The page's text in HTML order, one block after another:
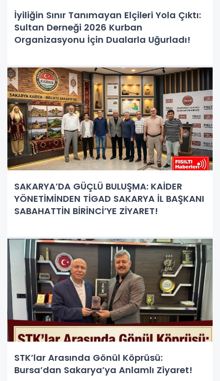
İyiliğin Sınır Tanımayan Elçileri Yola Çıktı:
Sultan Derneği 2026 Kurban
Organizasyonu İçin Dualarla Uğurladı!
SAKARYA’DA GÜÇLÜ BULUŞMA: KAİDER
YÖNETİMİNDEN TİGAD SAKARYA İL BAŞKANI
SABAHATTİN BİRİNCİ’YE ZİYARET!
STK’lar Arasında Gönül Köprüsü:
Bursa’dan Sakarya’ya Anlamlı Ziyaret!